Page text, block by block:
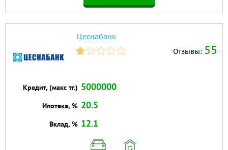
Цеснабанк
Отзывы: 55
Кредит, (макс тг.) 5000000
Ипотека, % 20.5
Вклад, % 12.1